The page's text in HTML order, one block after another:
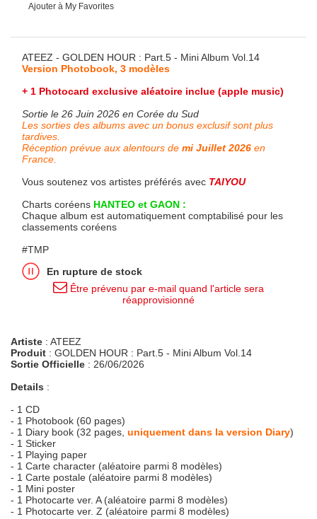
Ajouter à My Favorites
ATEEZ - GOLDEN HOUR : Part.5 - Mini Album Vol.14
Version Photobook, 3 modèles
+ 1 Photocard exclusive aléatoire inclue (apple music)
Sortie le 26 Juin 2026 en Corée du Sud
Les sorties des albums avec un bonus exclusif sont plus
tardives.
Réception prévue aux alentours de mi Juillet 2026 en
France.
Vous soutenez vos artistes préférés avec TAIYOU
Charts coréens HANTEO et GAON :
Chaque album est automatiquement comptabilisé pour les
classements coréens
#TMP
En rupture de stock
Être prévenu par e-mail quand l'article sera
réapprovisionné
Artiste : ATEEZ
Produit : GOLDEN HOUR : Part.5 - Mini Album Vol.14
Sortie Officielle : 26/06/2026
Details :
- 1 CD
- 1 Photobook (60 pages)
- 1 Diary book (32 pages, uniquement dans la version Diary)
- 1 Sticker
- 1 Playing paper
- 1 Carte character (aléatoire parmi 8 modèles)
- 1 Carte postale (aléatoire parmi 8 modèles)
- 1 Mini poster
- 1 Photocarte ver. A (aléatoire parmi 8 modèles)
- 1 Photocarte ver. Z (aléatoire parmi 8 modèles)